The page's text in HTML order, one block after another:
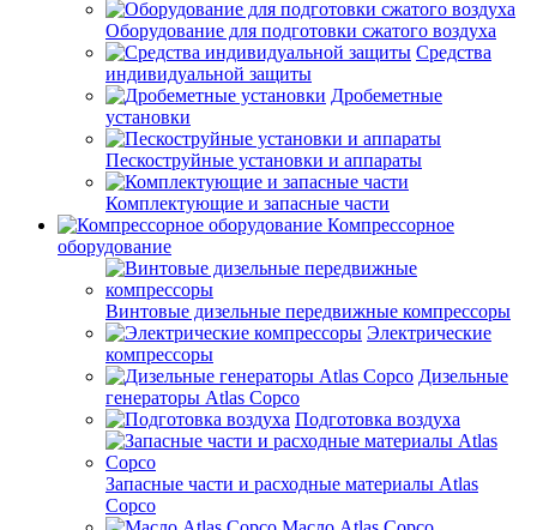
Оборудование для подготовки сжатого воздуха
Средства
индивидуальной защиты
Дробеметные
установки
Пескоструйные установки и аппараты
Комплектующие и запасные части
Компрессорное
оборудование
Винтовые дизельные передвижные компрессоры
Электрические
компрессоры
Дизельные
генераторы Atlas Copco
Подготовка воздуха
Запасные части и расходные материалы Atlas
Copco